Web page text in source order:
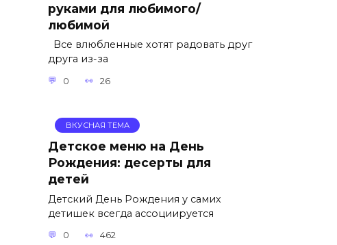
руками для любимого/
любимой
Все влюбленные хотят радовать друг
друга из-за
0 26
ВКУСНАЯ ТЕМА
Детское меню на День
Рождения: десерты для
детей
Детский День Рождения у самих
детишек всегда ассоциируется
0 462